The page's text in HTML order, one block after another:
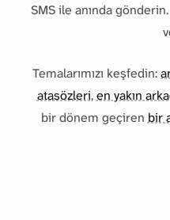
SMS ile anında
Temalarımızı keşfedin:
atasözleri,en yakın
bir dönem geçiren bir